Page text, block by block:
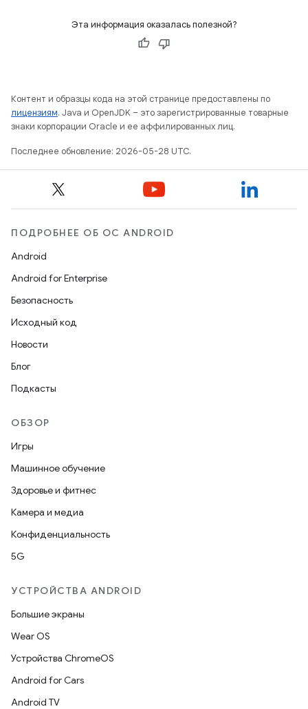
Эта информация оказалась полезной?
Контент и образцы кода на этой странице предоставлены по
лицензиям. Java и OpenJDK – это зарегистрированные товарные
знаки корпорации Oracle и ее аффилированных лиц.
Последнее обновление: 2026-05-28 UTC.
ПОДРОБНЕЕ ОБ ОС ANDROID
Android
Android for Enterprise
Безопасность
Исходный код
Новости
Блог
Подкасты
ОБЗОР
Игры
Машинное обучение
Здоровье и фитнес
Камера и медиа
Конфиденциальность
5G
УСТРОЙСТВА ANDROID
Большие экраны
Wear OS
Устройства ChromeOS
Android for Cars
Android TV